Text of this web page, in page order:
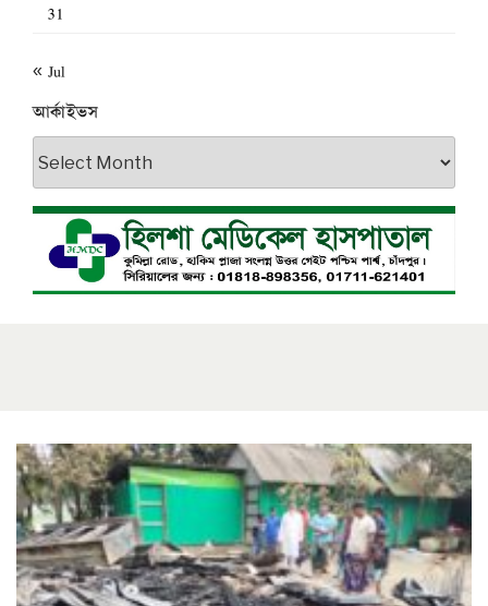
31
« Jul
আর্কাইভস
আর্কাইভস